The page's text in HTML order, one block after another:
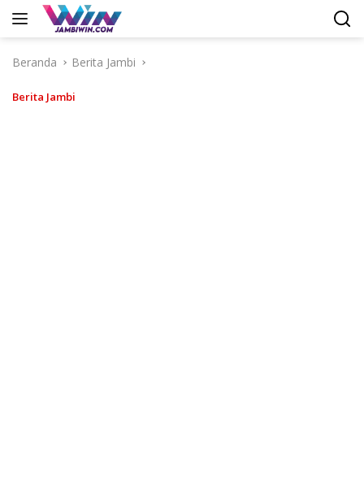
Langsung
Beranda
Berita Jambi
Berita Jambi